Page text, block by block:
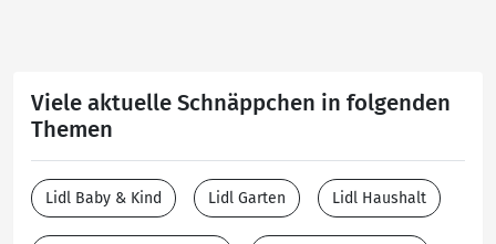
Viele aktuelle Schnäppchen in folgenden
Themen
Lidl Baby & Kind Lidl Garten Lidl Haushalt